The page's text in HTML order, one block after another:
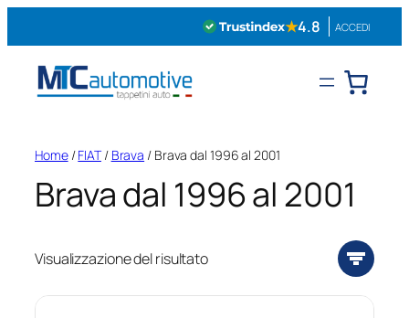
★4.8 ACCEDI
Home/FIAT/ Brava / Brava dal 1996 al 2001
Brava dal 1996 al 2001
Visualizzazione del risultato